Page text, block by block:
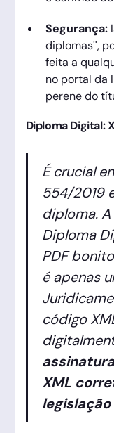
Segurança:
diplomas",
feita a
no portal da
perene do
Diploma Digital:
É crucial
554/2019
diploma.
Diploma
PDF
é apenas
código
XML
legislação